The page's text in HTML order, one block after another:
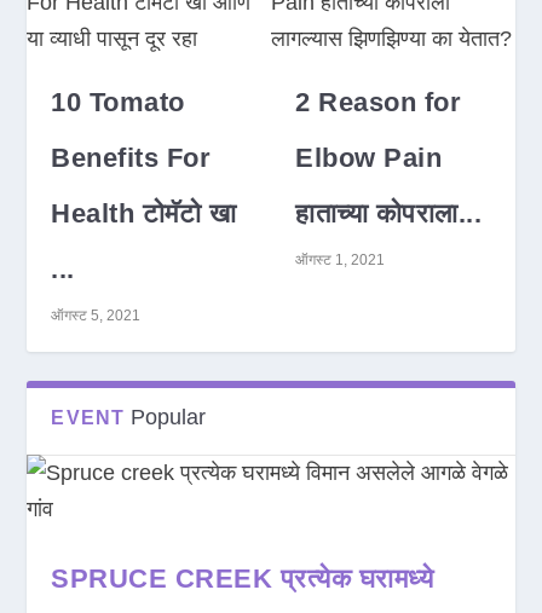
10 Tomato
Benefits For
Health टोमॅटो खा
...
ऑगस्ट 5, 2021
2 Reason for
Elbow Pain
हाताच्या कोपराला...
ऑगस्ट 1, 2021
EVENT Popular
SPRUCE CREEK प्रत्येक घरामध्ये